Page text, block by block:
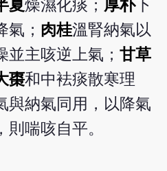
夏燥濕化痰； 厚朴下
氣； 肉桂溫腎納氣以
並主咳逆上氣；甘草
棗和中袪痰散寒理
與納氣同用，以降氣
喘咳自平。